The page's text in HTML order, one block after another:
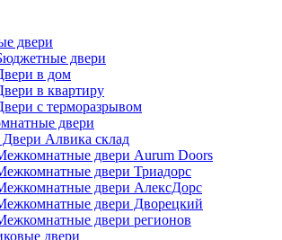
двери
двери
в дом
в квартиру
с терморазрывом
двери
Двери Алвика склад
двери Aurum Doors
двери Триадорс
двери АлексДорс
двери Дворецкий
двери регионов
двери